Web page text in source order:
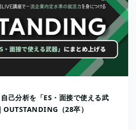
自己分析を「ES・面接で使える武
OUTSTANDING（28卒）